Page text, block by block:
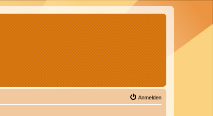
Anmelden